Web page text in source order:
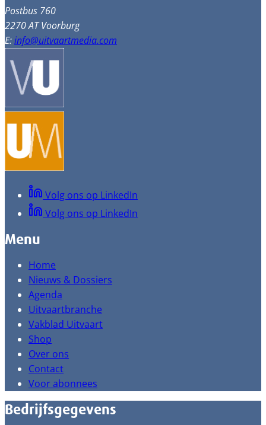
Postbus 760
2270 AT Voorburg
E:info@uitvaartmedia.com
Volg ons op LinkedIn
Volg ons op LinkedIn
Menu
Home
Nieuws & Dossiers
Agenda
Uitvaartbranche
Vakblad Uitvaart
Shop
Over ons
Contact
Voor abonnees
Bedrijfsgegevens